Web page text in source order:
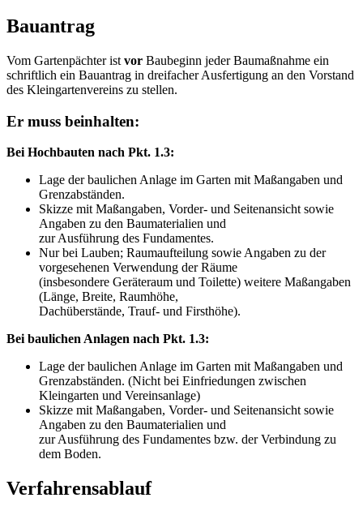
Bauantrag
Vom Gartenpächter ist vor Baubeginn jeder Baumaßnahme ein
schriftlich ein Bauantrag in dreifacher Ausfertigung an den Vorstand
des Kleingartenvereins zu stellen.
Er muss beinhalten:
Bei Hochbauten nach Pkt. 1.3:
Lage der baulichen Anlage im Garten mit Maßangaben und
Grenzabständen.
Skizze mit Maßangaben, Vorder- und Seitenansicht sowie
Angaben zu den Baumaterialien und
zur Ausführung des Fundamentes.
Nur bei Lauben; Raumaufteilung sowie Angaben zu der
vorgesehenen Verwendung der Räume
(insbesondere Geräteraum und Toilette) weitere Maßangaben
(Länge, Breite, Raumhöhe,
Dachüberstände, Trauf- und Firsthöhe).
Bei baulichen Anlagen nach Pkt. 1.3:
Lage der baulichen Anlage im Garten mit Maßangaben und
Grenzabständen. (Nicht bei Einfriedungen zwischen
Kleingarten und Vereinsanlage)
Skizze mit Maßangaben, Vorder- und Seitenansicht sowie
Angaben zu den Baumaterialien und
zur Ausführung des Fundamentes bzw. der Verbindung zu
dem Boden.
Verfahrensablauf